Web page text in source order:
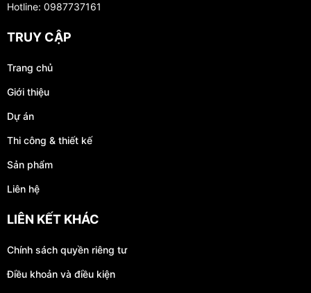
Hotline: 0987737161
TRUY CẬP
Trang chủ
Giới thiệu
Dự án
Thi công & thiết kế
Sản phẩm
Liên hệ
LIÊN KẾT KHÁC
Chính sách quyền riêng tư
Điều khoản và điều kiện